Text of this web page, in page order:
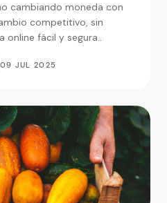
cambiando moneda con
competitivo, sin
online fácil y segura..
09 JUL 2025